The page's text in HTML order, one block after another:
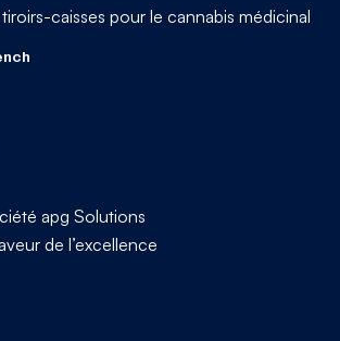
caisses pour le cannabis médicinal
apg Solutions
de l’excellence